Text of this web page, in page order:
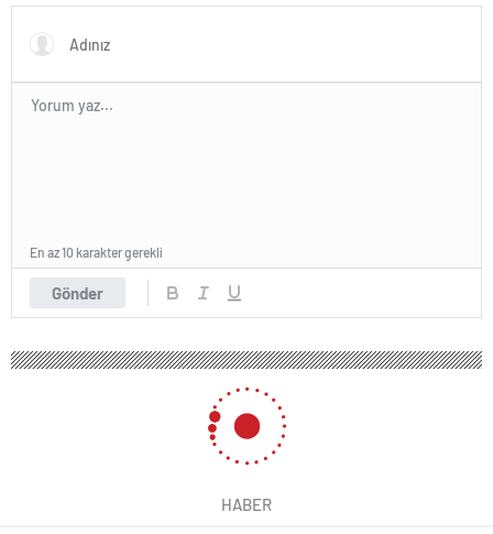
Gönder
En az 10 karakter gerekli
HABER